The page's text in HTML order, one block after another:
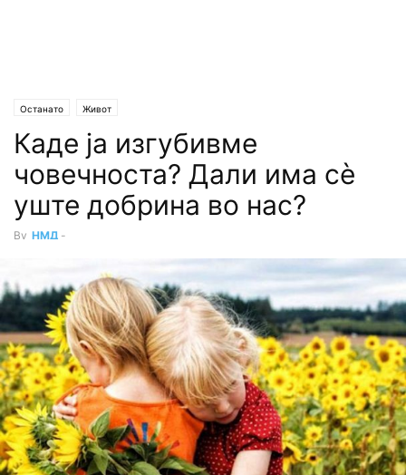
Останато Живот
Каде ја изгубивме
човечноста? Дали има сè
уште добрина во нас?
By НМД -